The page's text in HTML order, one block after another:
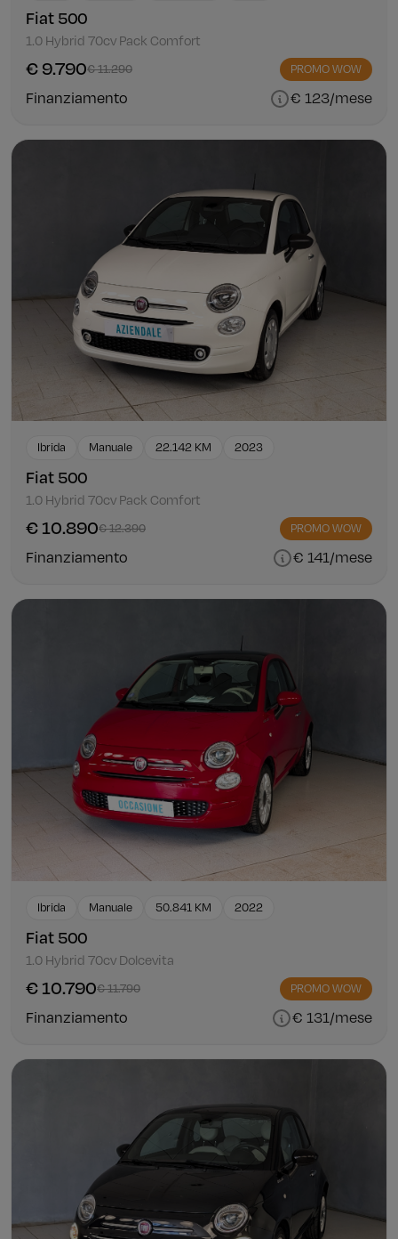
Fiat 500
1.0 Hybrid 70cv Pack Comfort
€ 9.790€ 11.290 PROMO WOW
Finanziamento € 123/mese
Ibrida Manuale 22.142 KM 2023
Fiat 500
1.0 Hybrid 70cv Pack Comfort
€ 10.890€ 12.390 PROMO WOW
Finanziamento € 141/mese
Ibrida Manuale 50.841 KM 2022
Fiat 500
1.0 Hybrid 70cv Dolcevita
€ 10.790€ 11.790 PROMO WOW
Finanziamento € 131/mese